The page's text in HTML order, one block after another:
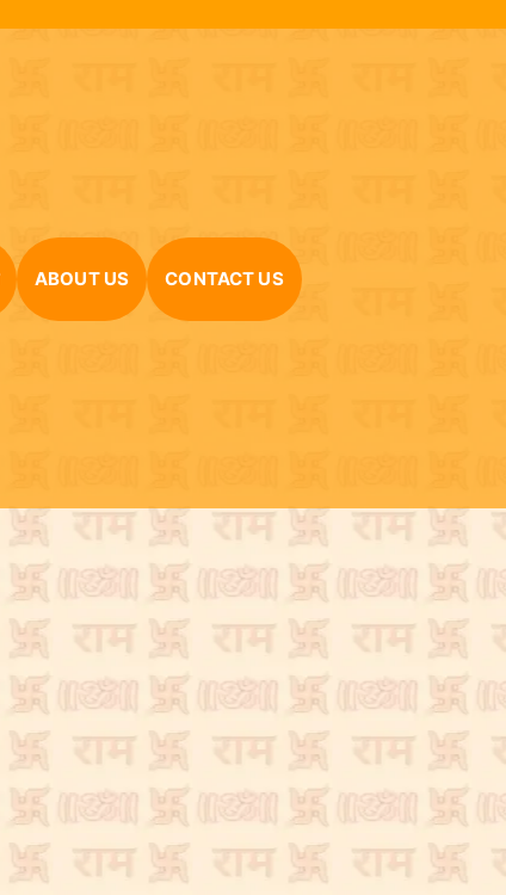
ABOUT US CONTACT US